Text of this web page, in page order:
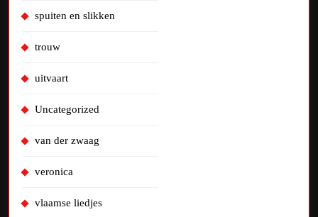
spuiten en slikken
trouw
uitvaart
Uncategorized
van der zwaag
veronica
vlaamse liedjes